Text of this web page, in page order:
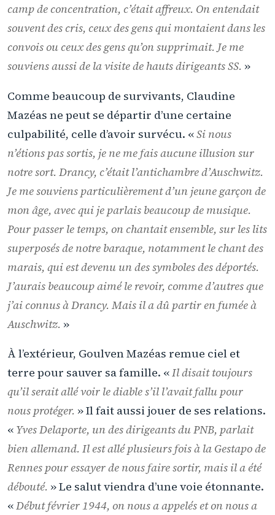
camp de concentration, c’était affreux. On entendait
souvent des cris, ceux des gens qui montaient dans les
convois ou ceux des gens qu’on supprimait. Je me
souviens aussi de la visite de hauts dirigeants SS. »
Comme beaucoup de survivants, Claudine
Mazéas ne peut se départir d’une certaine
culpabilité, celle d’avoir survécu. «Si nous
n’étions pas sortis, je ne me fais aucune illusion sur
notre sort. Drancy, c’était l’antichambre d’Auschwitz.
Je me souviens particulièrement d’un jeune garçon de
mon âge, avec qui je parlais beaucoup de musique.
Pour passer le temps, on chantait ensemble, sur les lits
superposés de notre baraque, notamment le chant des
marais, qui est devenu un des symboles des déportés.
J’aurais beaucoup aimé le revoir, comme d’autres que
j’ai connus à Drancy. Mais il a dû partir en fumée à
Auschwitz. »
À l’extérieur, Goulven Mazéas remue ciel et
terre pour sauver sa famille. «Il disait toujours
qu’il serait allé voir le diable s’il l’avait fallu pour
nous protéger. » Il fait aussi jouer de ses relations.
« Yves Delaporte, un des dirigeants du PNB, parlait
bien allemand. Il est allé plusieurs fois à la Gestapo de
Rennes pour essayer de nous faire sortir, mais il a été
débouté. » Le salut viendra d’une voie étonnante.
«Début février 1944, on nous a appelés et on nous a